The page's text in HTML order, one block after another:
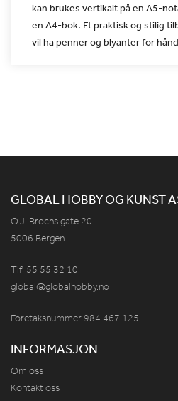
kan brukes vertikalt påen A5-
en A4-bok. Et praktisk og stilig
vil ha penner og blyanter for
GLOBAL HOBBY OG KUNST
O.J. Brochs gate 20
5006 Bergen
Tlf: 55 55 32 10
global@globalhobby.no
Foretaksnummer 984 467 125
INFORMASJON
Om oss
Kontakt oss